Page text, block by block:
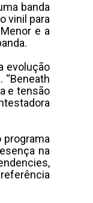
banda
vinil para
e a
evolução
e tensão
programa
na